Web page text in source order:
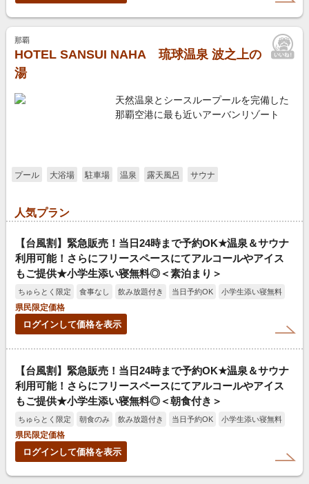
那覇
HOTEL SANSUI NAHA 琉球温泉 波之上の
湯
天然温泉とシースループールを完備した
那覇空港に最も近いアーバンリゾート
プール 大浴場 駐車場 温泉 露天風呂 サウナ
人気プラン
【台風割】緊急販売！当日24時まで予約OK★温泉＆サウナ
利用可能！さらにフリースペースにてアルコールやアイス
もご提供★小学生添い寝無料◎＜素泊まり＞
ちゅらとく限定 食事なし 飲み放題付き 当日予約OK
小学生添い寝無料
県民限定価格
ログインして価格を表示
【台風割】緊急販売！当日24時まで予約OK★温泉＆サウナ
利用可能！さらにフリースペースにてアルコールやアイス
もご提供★小学生添い寝無料◎＜朝食付き＞
ちゅらとく限定 朝食のみ 飲み放題付き 当日予約OK
小学生添い寝無料
県民限定価格
ログインして価格を表示